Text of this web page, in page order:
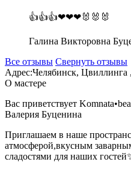
👍👍👍❤❤❤🐰🐰🐰
Галина Викторовна
Все отзывы Свернуть отзывы
Адрес:Челябинск, Цвиллинга
О мастере
Вас приветствует
Валерия Буценина
Приглашаем в наше
атмосферой,вкусным
сладостями для наших